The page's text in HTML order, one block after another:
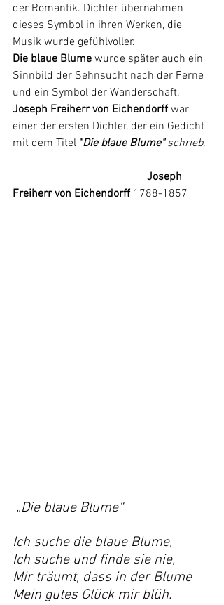
der Romantik. Dichter übernahmen
dieses Symbol in ihren Werken, die
Musik wurde gefühlvoller.
Die blaue Blume wurde später auch ein
Sinnbild der Sehnsucht nach der Ferne
und ein Symbol der Wanderschaft.
Joseph Freiherr von Eichendorff war
einer der ersten Dichter, der ein Gedicht
mit dem Titel "Die blaue Blume" schrieb.
Joseph
Freiherr von Eichendorff 1788-1857
„Die blaue Blume“
Ich suche die blaue Blume,
Ich suche und finde sie nie,
Mir träumt, dass in der Blume
Mein gutes Glück mir blüh.